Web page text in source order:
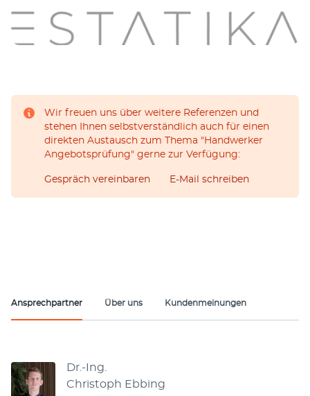
Wir freuen uns über weitere Referenzen und
stehen Ihnen selbstverständlich auch für einen
direkten Austausch zum Thema "Handwerker
Angebotsprüfung" gerne zur Verfügung:
Gespräch vereinbaren E-Mail schreiben
Ansprechpartner Über uns Kundenmeinungen
Dr.-Ing.
Christoph Ebbing